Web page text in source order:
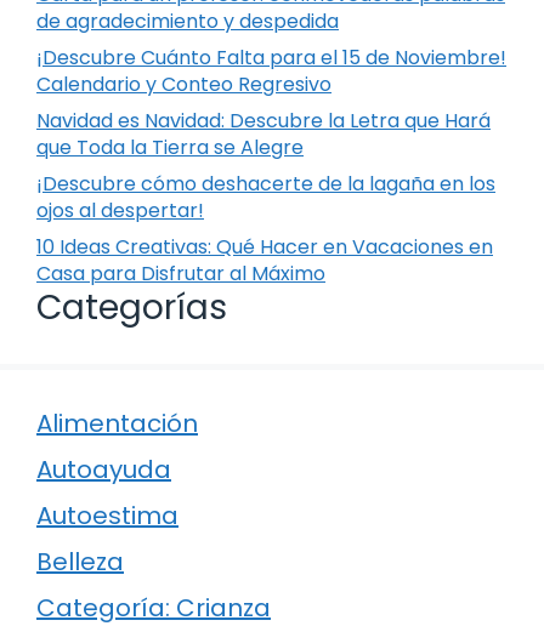
de agradecimiento y despedida
¡Descubre Cuánto Falta para el 15 de Noviembre!
Calendario y Conteo Regresivo
Navidad es Navidad: Descubre la Letra que Hará
que Toda la Tierra se Alegre
¡Descubre cómo deshacerte de la lagaña en los
ojos al despertar!
10 Ideas Creativas: Qué Hacer en Vacaciones en
Casa para Disfrutar al Máximo
Categorías
Alimentación
Autoayuda
Autoestima
Belleza
Categoría: Crianza